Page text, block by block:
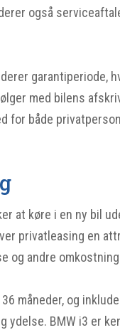
også
med bilens
for både
at køre i en ny bil
privatleasing en
og andre
måneder, og
ydelse. BMW i3 er